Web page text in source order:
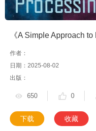
作者：
日期：2025-08-02
出版：
下载 收藏
650 0